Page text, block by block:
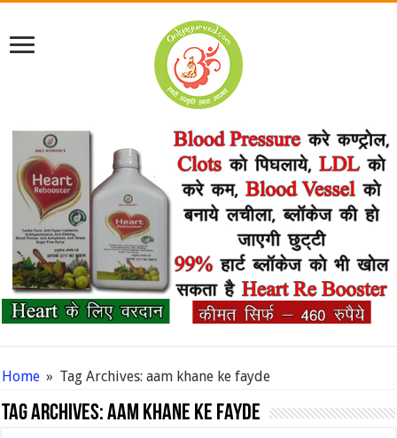
Home » Tag Archives: aam khane ke fayde
Tag Archives:aam khane ke fayde